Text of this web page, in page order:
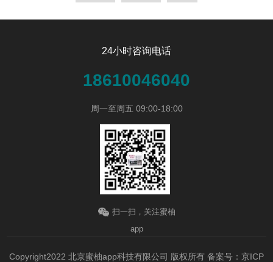
24小时咨询电话
18610046040
周一至周五 09:00-18:00
扫一扫，关注蜜柚
app
Copyright2022 北京蜜柚app科技有限公司 版权所有 备案号：京ICP